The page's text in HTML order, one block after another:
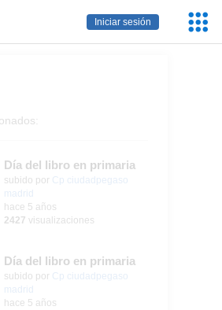
Iniciar sesión
Día del libro en primaria
Contenido educativo.
subido por Cp ciudadpegaso
madrid
hace 5 años
2427 visualizaciones
Día del libro en primaria
Contenido educativo.
subido por Cp ciudadpegaso
madrid
hace 5 años